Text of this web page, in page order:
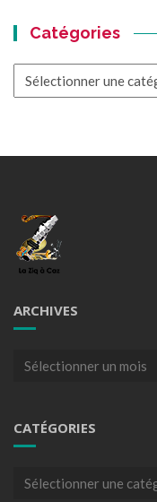
Catégories
ARCHIVES
Archives
CATÉGORIES
Catégories